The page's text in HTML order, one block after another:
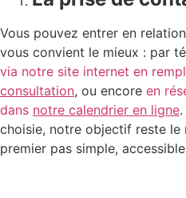
Vous pouvez entrer en
vous convient le mieux : par
via notre site internet en
consultation, ou encore en
dans notre calendrier en ligne
choisie, notre objectif reste le
premier pas simple,